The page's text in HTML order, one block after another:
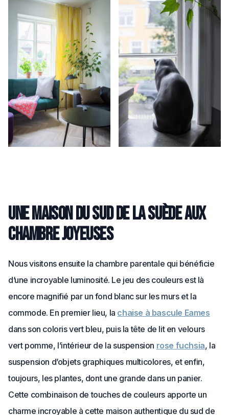
Une maison du sud de la Suède aux
chambre joyeuses
Nous visitons ensuite la chambre parentale qui bénéficie
d’une incroyable luminosité. Le jeu des couleurs est là
encore magnifié par un fond blanc sur les murs et la
commode. En premier lieu, la chaise à bascule Eames
dans son coloris vert bleu, puis la tête de lit en velours
vert pomme, l’intérieur de la suspension rose fuchsia, la
suspension d’objets graphiques multicolores, et enfin,
toujours, les plantes, dont une grande dans un panier.
Cette combinaison de touches de couleurs apporte un
charme incroyable à cette maison authentique du sud de